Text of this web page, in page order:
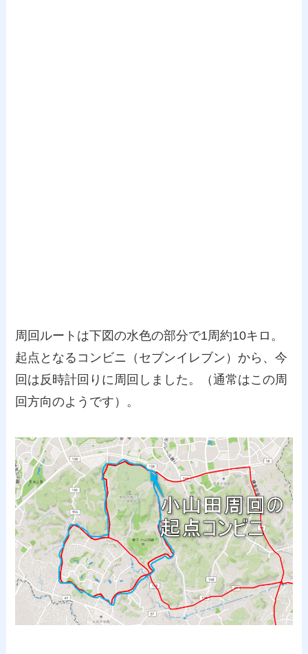
周回ルートは下図の水色の部分で1周約10キロ。
起点となるコンビニ（セブンイレブン）から、今
回は反時計回りに周回しました。（通常はこの周
回方向のようです）。